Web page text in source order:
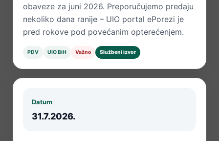
obaveze za juni 2026. Preporučujemo predaju
nekoliko dana ranije – UIO portal ePorezi je
pred rokove pod povećanim opterećenjem.
PDV UIO BiH Važno Službeni izvor
Datum
31.7.2026.